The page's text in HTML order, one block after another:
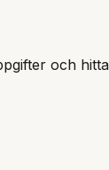
och